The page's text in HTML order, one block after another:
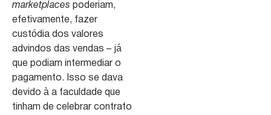
marketplaces poderiam,
efetivamente, fazer
custódia dos valores
advindos das vendas – já
que podiam intermediar o
pagamento. Isso se dava
devido à a faculdade que
tinham de celebrar contrato